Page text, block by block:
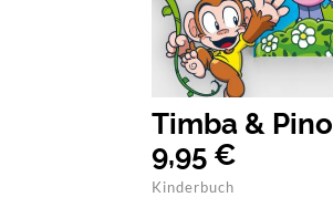
Timba & Pino
9,95 €
Kinderbuch